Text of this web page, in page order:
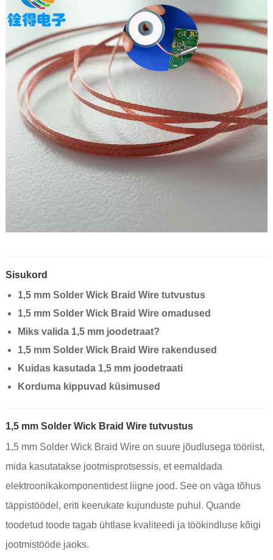
Sisukord
1,5 mm Solder Wick Braid Wire tutvustus
1,5 mm Solder Wick Braid Wire omadused
Miks valida 1,5 mm joodetraat?
1,5 mm Solder Wick Braid Wire rakendused
Kuidas kasutada 1,5 mm joodetraati
Korduma kippuvad küsimused
1,5 mm Solder Wick Braid Wire tutvustus
1,5 mm Solder Wick Braid Wire on suure jõudlusega tööriist,
mida kasutatakse jootmisprotsessis, et eemaldada
elektroonikakomponentidest liigne jood. See on väga tõhus
täppistöödel, eriti keerukate kujunduste puhul. Quande
toodetud toode tagab ühtlase kvaliteedi ja töökindluse kõigi
jootmistööde jaoks.